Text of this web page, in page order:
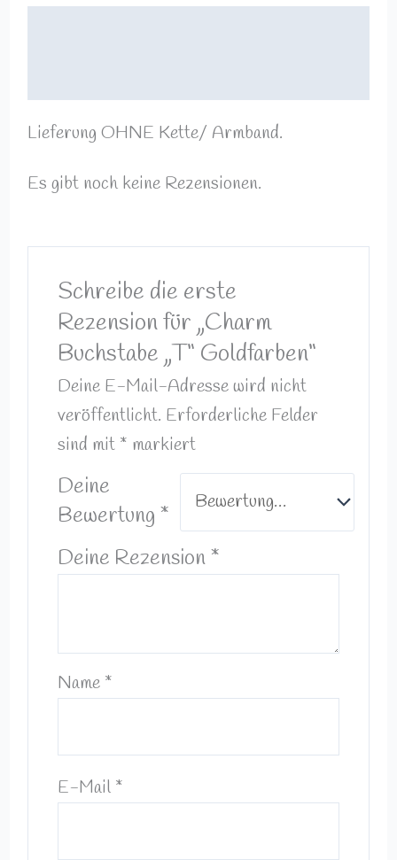
Lieferung OHNE Kette/ Armband.
Es gibt noch keine Rezensionen.
Schreibe die erste
Rezension für „Charm
Buchstabe „T“ Goldfarben“
Deine E-Mail-Adresse wird nicht
veröffentlicht. Erforderliche Felder
sind mit * markiert
Deine
Bewertung *
Deine Rezension*
Name *
E-Mail *